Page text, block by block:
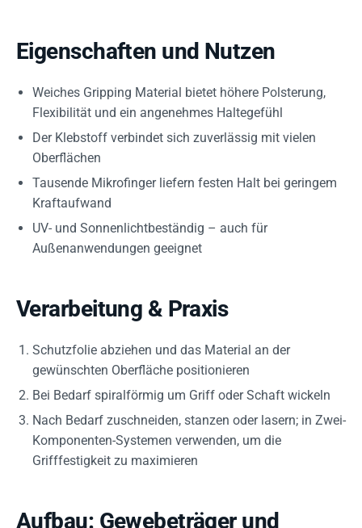
Eigenschaften und Nutzen
Weiches Gripping Material bietet höhere Polsterung,
Flexibilität und ein angenehmes Haltegefühl
Der Klebstoff verbindet sich zuverlässig mit vielen
Oberflächen
Tausende Mikrofinger liefern festen Halt bei geringem
Kraftaufwand
UV- und Sonnenlichtbeständig – auch für
Außenanwendungen geeignet
Verarbeitung & Praxis
Schutzfolie abziehen und das Material an der
gewünschten Oberfläche positionieren
Bei Bedarf spiralförmig um Griff oder Schaft wickeln
Nach Bedarf zuschneiden, stanzen oder lasern; in Zwei-
Komponenten-Systemen verwenden, um die
Grifffestigkeit zu maximieren
Aufbau: Gewebeträger und